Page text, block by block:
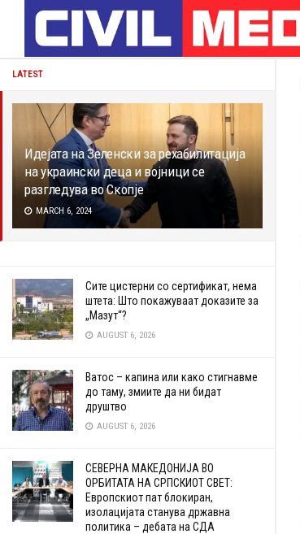
LATEST
Идејата на Зеленски за рехабилитација
на украински деца и војници се
разгледува во Скопје
MARCH 6, 2024
Сите цистерни со сертификат, нема
штета: Што покажуваат доказите за
„Мазут“?
AUGUST 6, 2026
Ватос – капина или како стигнавме
до таму, змиите да ни бидат
друштво
AUGUST 6, 2026
СЕВЕРНА МАКЕДОНИЈА ВО
ОРБИТАТА НА СРПСКИОТ СВЕТ:
Европскиот пат блокиран,
изолацијата станува државна
политика – дебата на СДА